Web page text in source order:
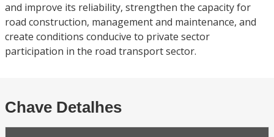
and improve its reliability, strengthen the capacity for
road construction, management and maintenance, and
create conditions conducive to private sector
participation in the road transport sector.
Chave Detalhes